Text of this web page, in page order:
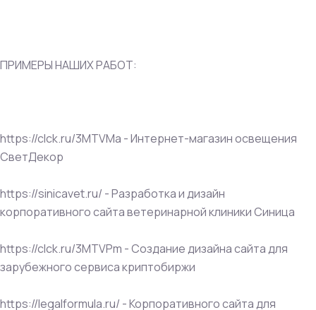
ПРИМЕРЫ НАШИХ РАБОТ:
https://clck.ru/3MTVMa - Интернет-магазин освещения
СветДекор
https://sinicavet.ru/ - Разработка и дизайн
корпоративного сайта ветеринарной клиники Синица
https://clck.ru/3MTVPm - Создание дизайна сайта для
зарубежного сервиса криптобиржи
https://legalformula.ru/ - Корпоративного сайта для